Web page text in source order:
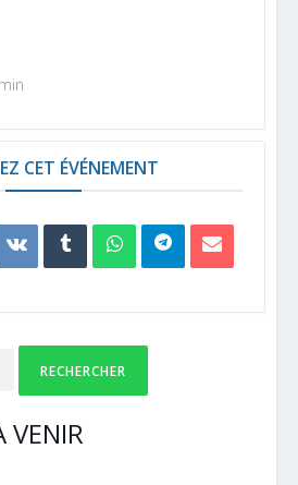
CET ÉVÉNEMENT
VENIR